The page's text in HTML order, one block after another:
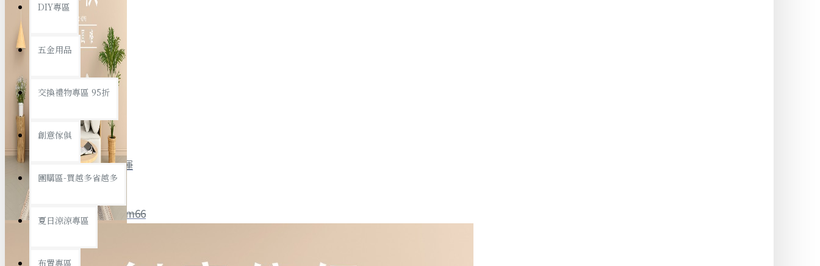
全館限時滿799免運
聯絡我們 ID : @ym66
優惠活動 最新活動
個人衛浴用品
浴室置物/收納
旅行收納
DIY專區
五金用品
交換禮物專區 95折
創意傢俱
團購區-買越多省越多
夏日涼涼專區
布置專區